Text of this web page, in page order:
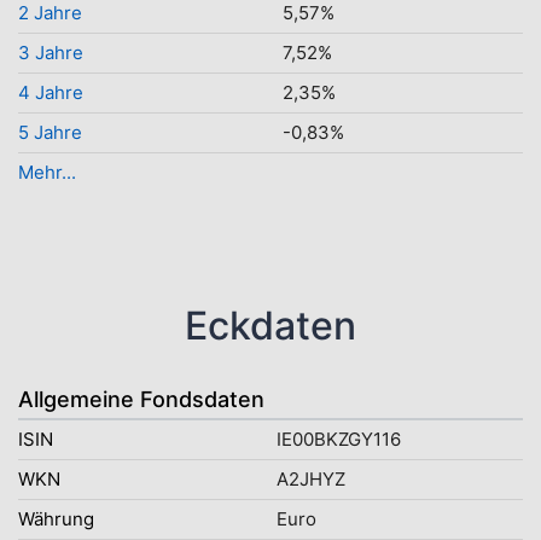
2 Jahre
5,57%
3 Jahre
7,52%
4 Jahre
2,35%
5 Jahre
-0,83%
Mehr...
Eckdaten
Allgemeine Fondsdaten
ISIN
IE00BKZGY116
WKN
A2JHYZ
Währung
Euro